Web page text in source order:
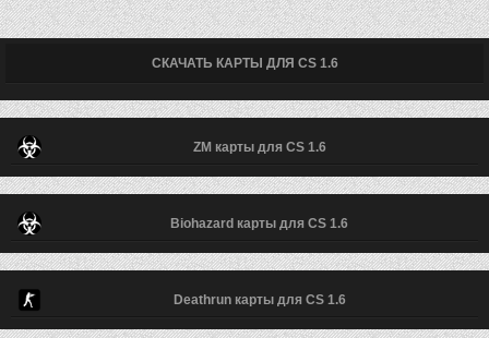
СКАЧАТЬ КАРТЫ ДЛЯ CS 1.6
ZM карты для CS 1.6
Biohazard карты для CS 1.6
Deathrun карты для CS 1.6